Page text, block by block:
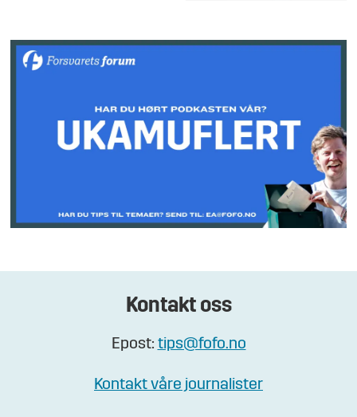
Kontakt oss
Epost: tips@fofo.no
Kontakt våre journalister